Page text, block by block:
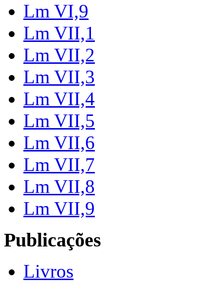
Lm VI,9
Lm VII,1
Lm VII,2
Lm VII,3
Lm VII,4
Lm VII,5
Lm VII,6
Lm VII,7
Lm VII,8
Lm VII,9
Publicações
Livros